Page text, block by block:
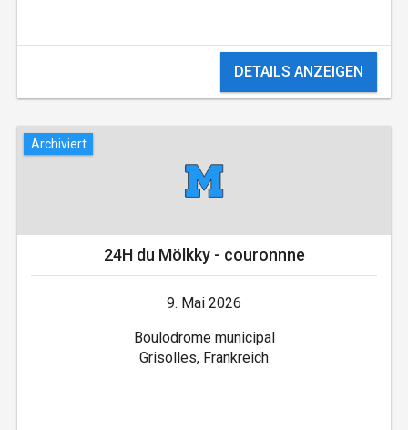
DETAILS ANZEIGEN
Archiviert
24H du Mölkky - couronnne
9. Mai 2026
Boulodrome municipal
Grisolles, Frankreich